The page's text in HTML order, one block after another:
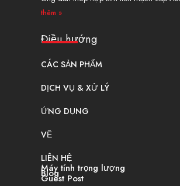
thêm »
Điều hướng
CÁC SẢN PHẨM
DỊCH VỤ & XỬ LÝ
ỨNG DỤNG
VỀ
LIÊN HỆ
Máy tính trọng lượng
Blog
Guest Post